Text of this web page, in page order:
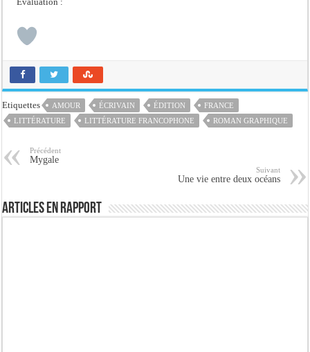
Etiquettes AMOUR ÉCRIVAIN ÉDITION
FRANCE
LITTÉRATURE
LITTÉRATURE FRANCOPHONE ROMAN GRAPHIQUE
Précédent
Mygale
Suivant
Une vie entre deux océans
Articles en rapport